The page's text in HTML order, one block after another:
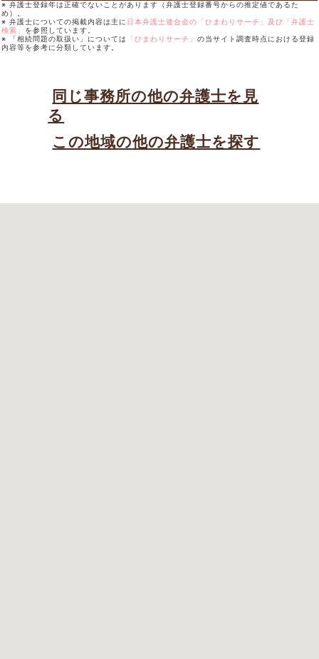
※ 弁護士登録年は正確でないことがあります（弁護士登録番号からの推定値であるた
め）。
※ 弁護士についての掲載内容は主に 日本弁護士連合会の「ひまわりサーチ」及び「弁護士
検索」 を参照しています。
※ 「相続問題の取扱い」については
「ひまわりサーチ」 の当サイト調査時点における登録
内容等を参考に分類しています。
同じ事務所の他の弁護士を見
る
この地域の他の弁護士を探す